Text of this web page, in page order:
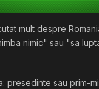
mult despre
nimic" sau "sa
presedinte sau prim-